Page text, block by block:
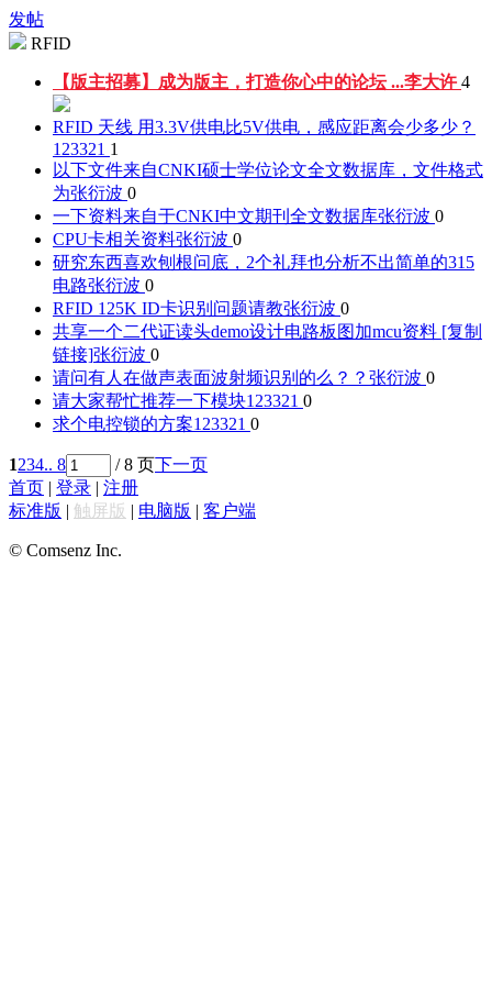
发帖
RFID
【版主招募】成为版主，打造你心中的论坛 ...李大许 4
RFID 天线 用3.3V供电比5V供电，感应距离会少多少？
123321 1
以下文件来自CNKI硕士学位论文全文数据库，文件格式
为张衍波 0
一下资料来自于CNKI中文期刊全文数据库张衍波 0
CPU卡相关资料张衍波 0
研究东西喜欢刨根问底，2个礼拜也分析不出简单的315
电路张衍波 0
RFID 125K ID卡识别问题请教张衍波 0
共享一个二代证读头demo设计电路板图加mcu资料 [复制
链接]张衍波 0
请问有人在做声表面波射频识别的么？？ 张衍波 0
请大家帮忙推荐一下模块123321 0
求个电控锁的方案123321 0
1234.. 8 / 8 页下一页
首页 | 登录 | 注册
标准版 | 触屏版 | 电脑版 | 客户端
© Comsenz Inc.